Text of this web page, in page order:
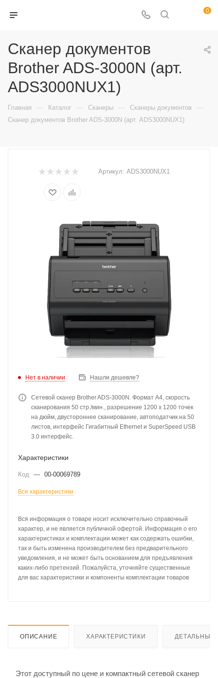
0
Сканер документов
Brother ADS-3000N (арт.
ADS3000NUX1)
Главная — Каталог — Сканеры — Сканеры документов —
Сканер документов Brother ADS-3000N (арт. ADS3000NUX1)
Артикул: ADS3000NUX1
Нет в наличии Нашли дешевле?
Сетевой сканер Brother ADS-3000N. Формат А4, скорость
сканирования 50 стр./мин., разрешение 1200 х 1200 точек
на дюйм, двустороннее сканирование, автоподатчик на 50
листов, интерфейс Гигабитный Ethernet и SuperSpeed USB
3.0 интерфейс.
Характеристики
Код — 00-00069789
Все характеристики
Вся информация о товаре носит исключительно справочный
характер, и не является публичной офертой. Информация о его
характеристиках и комплектации может как содержать ошибки,
так и быть изменена производителем без предварительного
уведомления, и не может быть основанием для предъявления
каких-либо претензий. Пожалуйста, уточняйте существенные
для вас характеристики и компоненты комплектации товаров
ОПИСАНИЕ ХАРАКТЕРИСТИКИ ДЕТАЛЬНЫЕ
Этот доступный по цене и компактный сетевой сканер